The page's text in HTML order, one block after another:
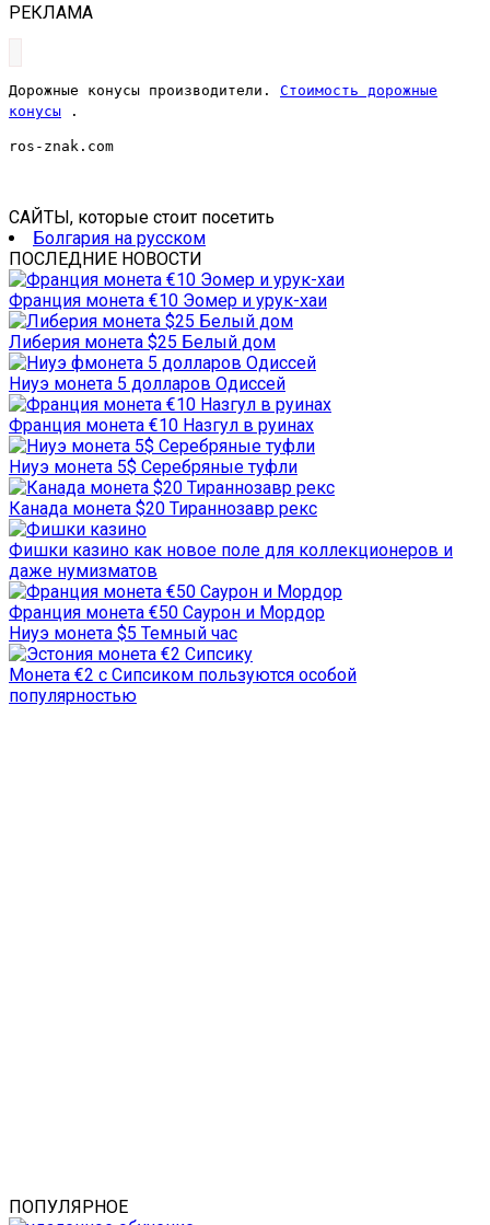
РЕКЛАМА
Дорожные конусы производители. Стоимость дорожные
конусы .
ros-znak.com
САЙТЫ, которые стоит посетить
Болгария на русском
ПОСЛЕДНИЕ НОВОСТИ
Франция монета €10 Эомер и урук-хаи
Либерия монета $25 Белый дом
Ниуэ монета 5 долларов Одиссей
Франция монета €10 Назгул в руинах
Ниуэ монета 5$ Серебряные туфли
Канада монета $20 Тираннозавр рекс
Фишки казино как новое поле для коллекционеров и
даже нумизматов
Франция монета €50 Саурон и Мордор
Ниуэ монета $5 Темный час
Монета €2 с Сипсиком пользуются особой
популярностью
ПОПУЛЯРНОЕ